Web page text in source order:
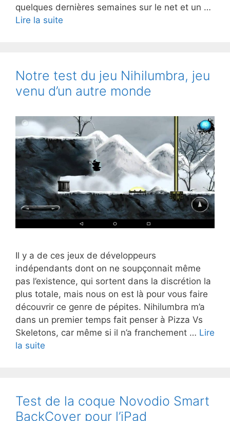
quelques dernières semaines sur le net et un …
Lire la suite
et
caractéristiques
Notre test du jeu Nihilumbra, jeu
venu d’un autre monde
Il y a de ces jeux de développeurs
indépendants dont on ne soupçonnait même
pas l’existence, qui sortent dans la discrétion la
plus totale, mais nous on est là pour vous faire
découvrir ce genre de pépites. Nihilumbra m’a
dans un premier temps fait penser à Pizza Vs
Skeletons, car même si il n’a franchement … Lire
la suite
Nihilumbra,
jeu
Test de la coque Novodio Smart
BackCover pour l’iPad